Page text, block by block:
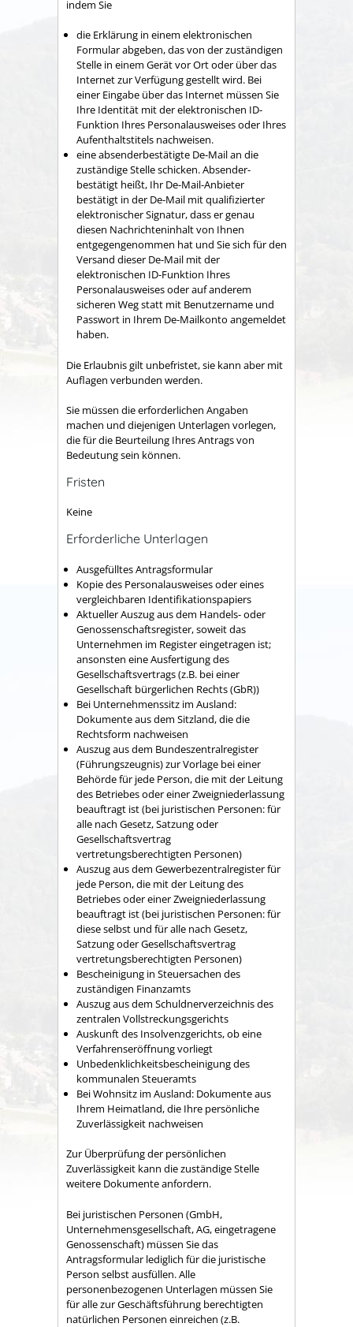
indem Sie
die Erklärung in einem elektronischen
Formular abgeben, das von der zuständigen
Stelle in einem Gerät vor Ort oder über das
Internet zur Verfügung gestellt wird. Bei
einer Eingabe über das Internet müssen Sie
Ihre Identität mit der elektronischen ID-
Funktion Ihres Personalausweises oder Ihres
Aufenthaltstitels nachweisen.
eine absenderbestätigte De-Mail an die
zuständige Stelle schicken. Absender-
bestätigt heißt, Ihr De-Mail-Anbieter
bestätigt in der De-Mail mit qualifizierter
elektronischer Signatur, dass er genau
diesen Nachrichteninhalt von Ihnen
entgegengenommen hat und Sie sich für den
Versand dieser De-Mail mit der
elektronischen ID-Funktion Ihres
Personalausweises oder auf anderem
sicheren Weg statt mit Benutzername und
Passwort in Ihrem De-Mailkonto angemeldet
haben.
Die Erlaubnis gilt unbefristet, sie kann aber mit
Auflagen verbunden werden.
Sie müssen die erforderlichen Angaben
machen und diejenigen Unterlagen vorlegen,
die für die Beurteilung Ihres Antrags von
Bedeutung sein können.
Fristen
Keine
Erforderliche Unterlagen
Ausgefülltes Antragsformular
Kopie des Personalausweises oder eines
vergleichbaren Identifikationspapiers
Aktueller Auszug aus dem Handels- oder
Genossenschaftsregister, soweit das
Unternehmen im Register eingetragen ist;
ansonsten eine Ausfertigung des
Gesellschaftsvertrags (z.B. bei einer
Gesellschaft bürgerlichen Rechts (GbR))
Bei Unternehmenssitz im Ausland:
Dokumente aus dem Sitzland, die die
Rechtsform nachweisen
Auszug aus dem Bundeszentralregister
(Führungszeugnis) zur Vorlage bei einer
Behörde für jede Person, die mit der Leitung
des Betriebes oder einer Zweigniederlassung
beauftragt ist (bei juristischen Personen: für
alle nach Gesetz, Satzung oder
Gesellschaftsvertrag
vertretungsberechtigten Personen)
Auszug aus dem Gewerbezentralregister für
jede Person, die mit der Leitung des
Betriebes oder einer Zweigniederlassung
beauftragt ist (bei juristischen Personen: für
diese selbst und für alle nach Gesetz,
Satzung oder Gesellschaftsvertrag
vertretungsberechtigten Personen)
Bescheinigung in Steuersachen des
zuständigen Finanzamts
Auszug aus dem Schuldnerverzeichnis des
zentralen Vollstreckungsgerichts
Auskunft des Insolvenzgerichts, ob eine
Verfahrenseröffnung vorliegt
Unbedenklichkeitsbescheinigung des
kommunalen Steueramts
Bei Wohnsitz im Ausland: Dokumente aus
Ihrem Heimatland, die Ihre persönliche
Zuverlässigkeit nachweisen
Zur Überprüfung der persönlichen
Zuverlässigkeit kann die zuständige Stelle
weitere Dokumente anfordern.
Bei juristischen Personen (GmbH,
Unternehmensgesellschaft, AG, eingetragene
Genossenschaft) müssen Sie das
Antragsformular lediglich für die juristische
Person selbst ausfüllen. Alle
personenbezogenen Unterlagen müssen Sie
für alle zur Geschäftsführung berechtigten
natürlichen Personen einreichen (z.B.